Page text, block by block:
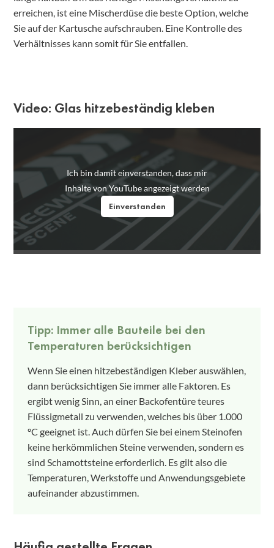
erreichen, ist eine Mischerdüse die beste Option, welche
Sie auf der Kartusche aufschrauben. Eine Kontrolle des
Verhältnisses kann somit für Sie entfallen.
Video: Glas hitzebeständig kleben
Ich bin damit einverstanden, dass mir
Inhalte von YouTube angezeigt werden
Einverstanden
Tipp: Immer alle Bauteile bei den
Temperaturen berücksichtigen
Wenn Sie einen hitzebeständigen Kleber auswählen,
dann berücksichtigen Sie immer alle Faktoren. Es
ergibt wenig Sinn, an einer Backofentüre teures
Flüssigmetall zu verwenden, welches bis über 1.000
ºC geeignet ist. Auch dürfen Sie bei einem Steinofen
keine herkömmlichen Steine verwenden, sondern es
sind Schamottsteine erforderlich. Es gilt also die
Temperaturen, Werkstoffe und Anwendungsgebiete
aufeinander abzustimmen.